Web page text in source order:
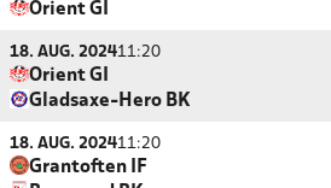
Orient GI
18. AUG. 202411:20
Orient GI
Gladsaxe-Hero BK
18. AUG. 202411:20
Grantoften IF